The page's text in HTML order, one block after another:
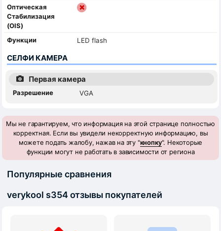
Оптическая
Стабилизация
(OIS)
Функции
LED flash
СЕЛФИ КАМЕРА
Первая камера
Разрешение VGA
Мы не гарантируем, что информация на этой странице полностью
корректная. Если вы увидели некорректную информацию, вы
можете подать жалобу, нажав на эту "кнопку". Некоторые
функции могут не работать в зависимости от региона
Популярные сравнения
verykool s354 отзывы покупателей